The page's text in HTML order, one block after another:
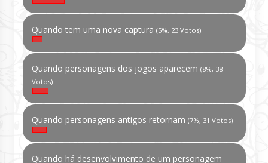
Quando tem uma nova captura (5%, 23 Votos)
Quando personagens dos jogos aparecem (8%, 38
Votos)
Quando personagens antigos retornam (7%, 31 Votos)
Quando há desenvolvimento de um personagem